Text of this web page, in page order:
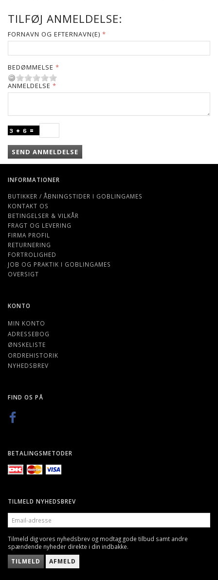
TILFØJ ANMELDELSE:
FORNAVN OG EFTERNAVN(E)
BEDØMMELSE
ANMELDELSE
SEND ANMELDELSE
INFORMATIONER
BUTIKKER / ÅBNINGSTIDER I GOBLINGAMES
KONTAKT OS
BETINGELSER & VILKÅR
FRAGT OG LEVERING
FIRMA PROFIL
RETURNERING
FORTROLIGHED
JOB OG PRAKTIK I GOBLINGAMES
OVERSIGT
KONTO
MIN KONTO
ADRESSEBOG
ØNSKELISTE
ORDREHISTORIK
NYHEDSBREV
FIND OS PÅ
BETALINGSMETODER
TILMELD NYHEDSBREV
EMAIL-
ADRESSE
Tilmeld dig vores nyhedsbrev og modtag gode tilbud samt andre
spændende nyheder direkte i din indbakke.
TILMELD AFMELD